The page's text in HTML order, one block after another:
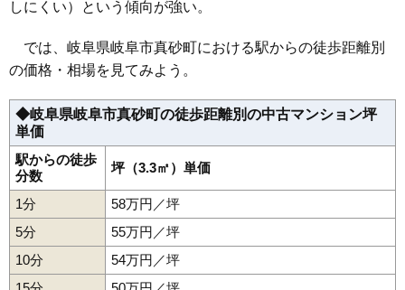
37 河渡 87万円
38 茜部菱野 85万円 1,780万円 82.2%
39 北一色
41 神楽町 84万円 1,800万円 75.1%
42 山吹町 83万円 2,319万円 85.8%
43 下土居 82万円
44 柳津町蓮池
45 光町
46 北山
47 手力町 70万円 1,464万円 90.9%
しにくい）という傾向が強い。
では、岐阜県岐阜市真砂町における駅からの徒歩距離別
の価格・相場を見てみよう。
◆岐阜県岐阜市真砂町の徒歩距離別の中古マンション坪
単価
駅からの徒歩
分数
坪（3.3㎡）単価
1分
58万円／坪
5分
55万円／坪
10分
54万円／坪